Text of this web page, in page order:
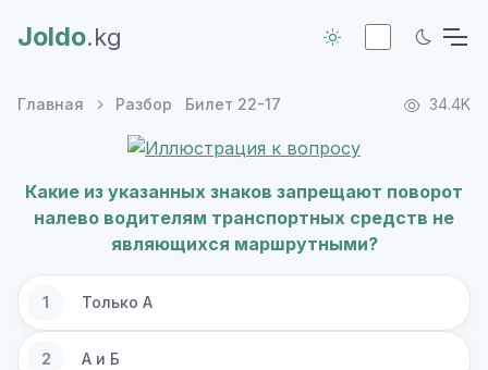
Joldo.kg
Главная Разбор Билет 22-17 34.4K
Какие из указанных знаков запрещают поворот
налево водителям транспортных средств не
являющихся маршрутными?
1 Только А
2 А и Б